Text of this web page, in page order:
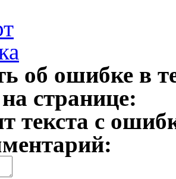
об ошибке в
странице:
текста с